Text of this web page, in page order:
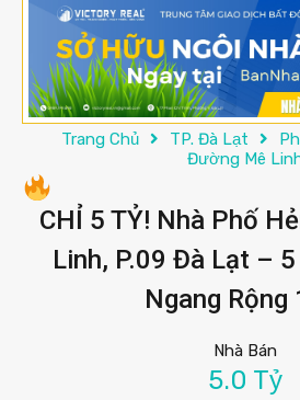
Trang Chủ TP. Đà Lạt
Đường Mê
CHỈ 5 TỶ! Nhà Phố
Linh, P.09 Đà Lạt –
Ngang Rộng
Nhà Bán
5.0 Tỷ